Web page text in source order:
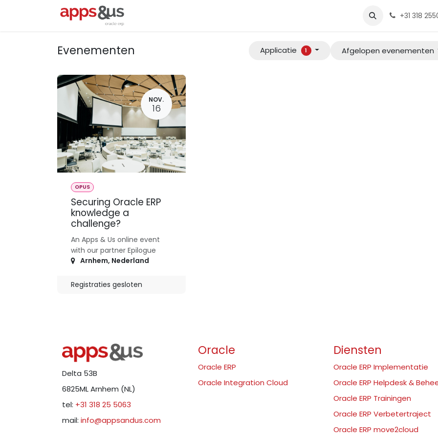
one4apps Onze+31 318
Evenementen Applicatie 1 Afgelopen evenementen
NOV.
16
OPUS
Securing Oracle ERP
knowledge a
challenge?
An Apps & Us online event
with our partner Epilogue
Arnhem, Nederland
Registraties gesloten
Oracle
Oracle ERP
Oracle Integration Cloud
Diensten
Oracle ERP Implementatie
Oracle ERP Helpdesk &
Oracle ERP Trainingen
Oracle ERP Verbetertraject
Oracle ERP move2cloud
Delta 53B
6825ML Arnhem (NL)
tel: +31 318 25 5063
mail: info@appsandus.com